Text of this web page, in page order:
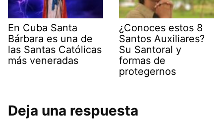
En Cuba Santa
Bárbara es una de
las Santas Católicas
más veneradas
¿Conoces estos 8
Santos Auxiliares?
Su Santoral y
formas de
protegernos
Deja una respuesta